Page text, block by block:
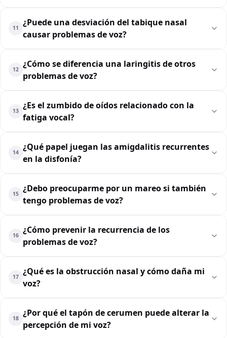
11
¿Puede una desviación del tabique nasal
causar problemas de voz?
12
¿Cómo se diferencia una laringitis de otros
problemas de voz?
13
¿Es el zumbido de oídos relacionado con la
fatiga vocal?
14
¿Qué papel juegan las amigdalitis recurrentes
en la disfonía?
15
¿Debo preocuparme por un mareo si también
tengo problemas de voz?
16
¿Cómo prevenir la recurrencia de los
problemas de voz?
17
¿Qué es la obstrucción nasal y cómo daña mi
voz?
18
¿Por qué el tapón de cerumen puede alterar la
percepción de mi voz?